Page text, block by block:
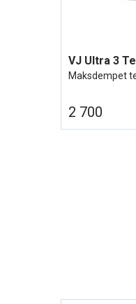
VJ Ultra 3
Maksdempet
2 700